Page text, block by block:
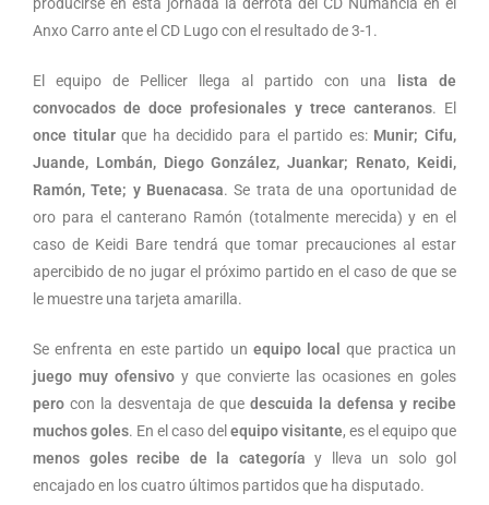
Anxo Carro ante el CD Lugo con el resultado de 3-1.
El equipo de Pellicer llega al partido con una
lista de
convocados de doce profesionales y trece canteranos. El
once titularque ha decidido para el partido es: Munir; Cifu,
Juande, Lombán, Diego González, Juankar; Renato, Keidi,
Ramón, Tete; y Buenacasa. Se trata de una oportunidad de
oro para el canterano Ramón (totalmente merecida) y en el
caso de Keidi Bare tendrá que tomar precauciones al estar
apercibido de no jugar el próximo partido en el caso de que se
le muestre una tarjeta amarilla.
Se enfrenta en este partido un equipo local
que practica un
juego muy ofensivo y que convierte las ocasiones en goles
pero con la desventaja de que descuida la defensa y recibe
muchos goles. En el caso del equipo visitante, es el equipo que
menos goles recibe de la categoría y lleva un solo gol
encajado en los cuatro últimos partidos que ha disputado.